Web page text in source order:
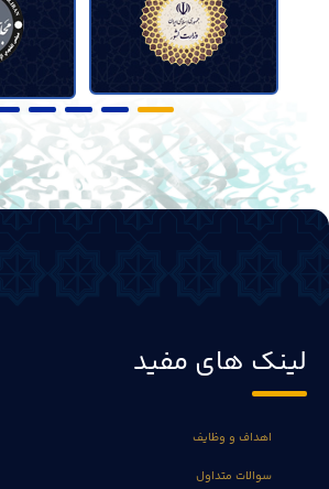
لینک های مفید
اهداف و وظایف
سوالات متداول